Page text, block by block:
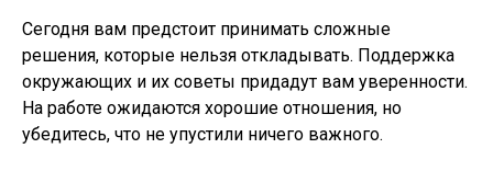
Сегодня вам предстоит принимать сложные
решения, которые нельзя откладывать. Поддержка
окружающих и их советы придадут вам уверенности.
На работе ожидаются хорошие отношения, но
убедитесь, что не упустили ничего важного.